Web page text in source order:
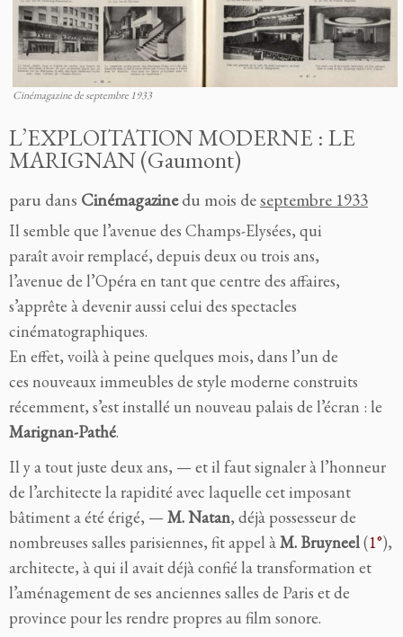
Cinémagazine de septembre 1933
L’EXPLOITATION MODERNE : LE
MARIGNAN (Gaumont)
paru dans Cinémagazinedu mois deseptembre 1933
Il semble que l’avenue des Champs-Elysées, qui
paraît avoir remplacé, depuis deux ou trois ans,
l’avenue de l’Opéra en tant que centre des affaires,
s’apprête à devenir aussi celui des spectacles
cinématographiques.
En effet, voilà à peine quelques mois, dans l’un de
ces nouveaux immeubles de style moderne construits
récemment, s’est installé un nouveau palais de l’écran : le
Marignan-Pathé.
Il y a tout juste deux ans, — et il faut signaler à l’honneur
de l’architecte la rapidité avec laquelle cet imposant
bâtiment a été érigé, —M. Natan, déjà possesseur de
nombreuses salles parisiennes, fit appel àM. Bruyneel(1°),
architecte, à qui il avait déjà confié la transformation et
l’aménagement de ses anciennes salles de Paris et de
province pour les rendre propres au film sonore.